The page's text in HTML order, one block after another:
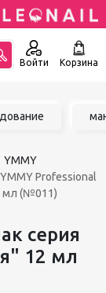
Войти Корзина
YMMY
YMMY Professional
мл (№011)
серия
12 мл